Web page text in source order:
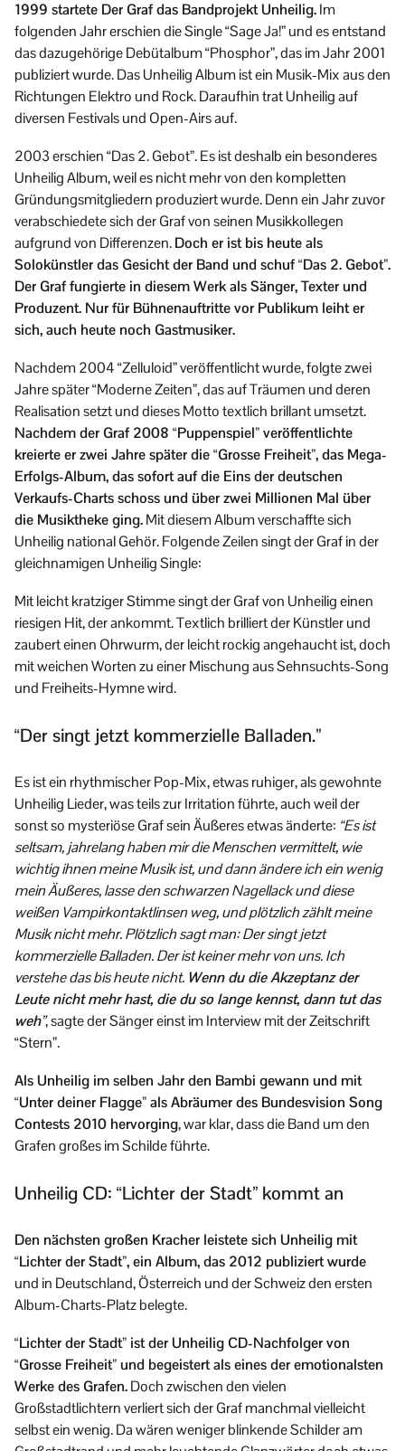
1999 startete Der Graf das Bandprojekt Unheilig.Im
folgenden Jahr erschien die Single “Sage Ja!” und es entstand
das dazugehörige Debütalbum “Phosphor”, das im Jahr 2001
publiziert wurde. Das Unheilig Album ist ein Musik-Mix aus den
Richtungen Elektro und Rock. Daraufhin trat Unheilig auf
diversen Festivals und Open-Airs auf.
2003 erschien “Das 2. Gebot”. Es ist deshalb ein besonderes
Unheilig Album, weil es nicht mehr von den kompletten
Gründungsmitgliedern produziert wurde. Denn ein Jahr zuvor
verabschiedete sich der Graf von seinen Musikkollegen
aufgrund von Differenzen.Doch er ist bis heute als
Solokünstler das Gesicht der Band und schuf “Das 2. Gebot”.
Der Graf fungierte in diesem Werk als Sänger, Texter und
Produzent. Nur für Bühnenauftritte vor Publikum leiht er
sich, auch heute noch Gastmusiker.
Nachdem 2004 “Zelluloid” veröffentlicht wurde, folgte zwei
Jahre später “Moderne Zeiten”, das auf Träumen und deren
Realisation setzt und dieses Motto textlich brillant umsetzt.
Nachdem der Graf 2008 “Puppenspiel” veröffentlichte
kreierte er zwei Jahre später die “Grosse Freiheit”, das Mega-
Erfolgs-Album, das sofort auf die Eins der deutschen
Verkaufs-Charts schoss und über zwei Millionen Mal über
die Musiktheke ging.Mit diesem Album verschaffte sich
Unheilig national Gehör. Folgende Zeilen singt der Graf in der
gleichnamigen Unheilig Single:
Mit leicht kratziger Stimme singt der Graf von Unheilig einen
riesigen Hit, der ankommt. Textlich brilliert der Künstler und
zaubert einen Ohrwurm, der leicht rockig angehaucht ist, doch
mit weichen Worten zu einer Mischung aus Sehnsuchts-Song
und Freiheits-Hymne wird.
“Der singt jetzt kommerzielle Balladen.”
Es ist ein rhythmischer Pop-Mix, etwas ruhiger, als gewohnte
Unheilig Lieder, was teils zur Irritation führte, auch weil der
sonst so mysteriöse Graf sein Äußeres etwas änderte: “Es ist
seltsam, jahrelang haben mir die Menschen vermittelt, wie
wichtig ihnen meine Musik ist, und dann ändere ich ein wenig
mein Äußeres, lasse den schwarzen Nagellack und diese
weißen Vampirkontaktlinsen weg, und plötzlich zählt meine
Musik nicht mehr. Plötzlich sagt man: Der singt jetzt
kommerzielle Balladen. Der ist keiner mehr von uns. Ich
verstehe das bis heute nicht. Wenn du die Akzeptanz der
Leute nicht mehr hast, die du so lange kennst, dann tut das
weh”, sagte der Sänger einst im Interview mit der Zeitschrift
“Stern”.
Als Unheilig im selben Jahr den Bambi gewann und mit
“Unter deiner Flagge” als Abräumer des Bundesvision Song
Contests 2010 hervorging, war klar, dass die Band um den
Grafen großes im Schilde führte.
Unheilig CD: “Lichter der Stadt” kommt an
Den nächsten großen Kracher leistete sich Unheilig mit
“Lichter der Stadt”, ein Album, das 2012 publiziert wurde
und in Deutschland, Österreich und der Schweiz den ersten
Album-Charts-Platz belegte.
“Lichter der Stadt” ist der Unheilig CD-Nachfolger von
“Grosse Freiheit” und begeistert als eines der emotionalsten
Werke des Grafen.Doch zwischen den vielen
Großstadtlichtern verliert sich der Graf manchmal vielleicht
selbst ein wenig. Da wären weniger blinkende Schilder am